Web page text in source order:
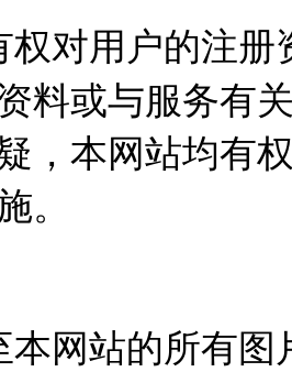
权对用户的注
料或与服务有
，本网站均有
。
本网站的所有